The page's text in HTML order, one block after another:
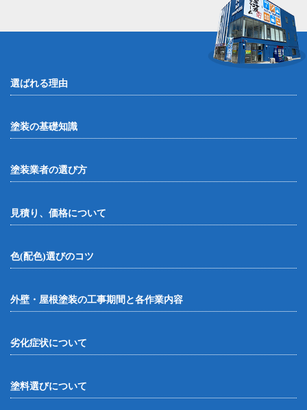
選ばれる理由
塗装の基礎知識
塗装業者の選び方
見積り、価格について
色(配色)選びのコツ
外壁・屋根塗装の工事期間と各作業内容
劣化症状について
塗料選びについて